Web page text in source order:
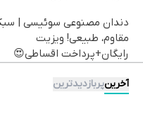
دندان مصنوعی سوئیسی |
مقاوم، طبیعی! ویزیت
رایگان+پرداخت اقساطی😍
آخرینپربازدیدترین